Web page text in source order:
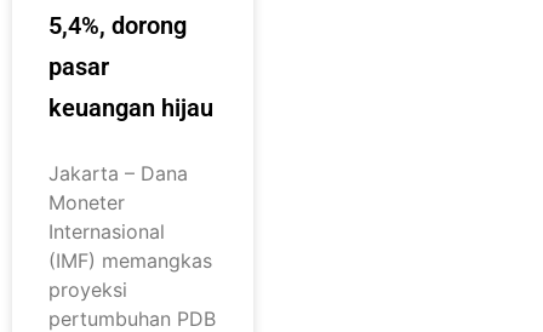
5,4%, dorong
pasar
keuangan hijau
Jakarta – Dana
Moneter
Internasional
(IMF) memangkas
proyeksi
pertumbuhan PDB